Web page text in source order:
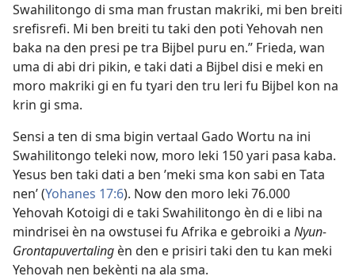
Swahilitongo di sma man frustan makriki, mi ben breiti
srefisrefi. Mi ben breiti tu taki den poti Yehovah nen
baka na den presi pe tra Bijbel puru en.” Frieda, wan
uma di abi dri pikin, e taki dati a Bijbel disi e meki en
moro makriki gi en fu tyari den tru leri fu Bijbel kon na
krin gi sma.
Sensi a ten di sma bigin vertaal Gado Wortu na ini
Swahilitongo teleki now, moro leki 150 yari pasa kaba.
Yesus ben taki dati a ben ’meki sma kon sabi en Tata
nen’ (Yohanes 17:6). Now den moro leki 76.000
Yehovah Kotoigi di e taki Swahilitongo èn di e libi na
mindrisei èn na owstusei fu Afrika e gebroiki a Nyun-
Grontapuvertaling èn den e prisiri taki den tu kan meki
Yehovah nen bekènti na ala sma.